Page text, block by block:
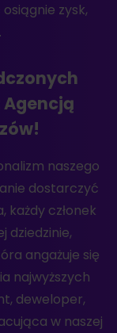
zysk,
Agencją
naszego
dostarczyć
każdy członek
dziedzinie,
angażuje się
najwyższych
deweloper,
w naszej